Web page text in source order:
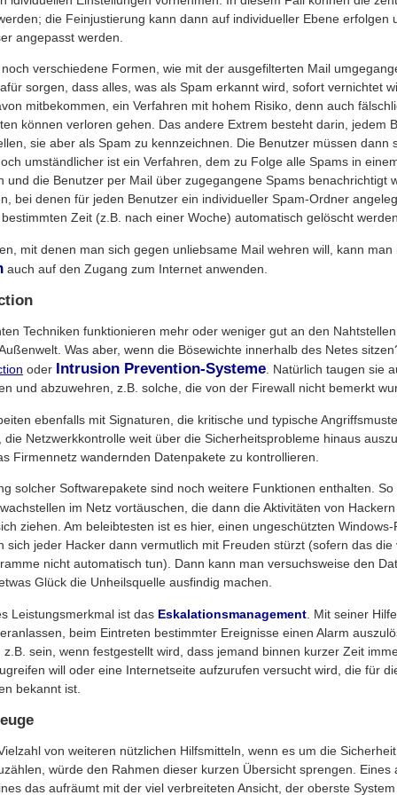
die Feinjustierung kann dann auf individueller Ebene erfolgen
angepasst werden.
verschiedene Formen, wie mit der ausgefilterten Mail
sorgen, dass alles, was als Spam erkannt wird, sofort vernichtet
mitbekommen, ein Verfahren mit hohem Risiko, denn auch
können verloren gehen. Das andere Extrem besteht darin, jedem
sie aber als Spam zu kennzeichnen. Die Benutzer müssen dann
umständlicher ist ein Verfahren, dem zu Folge alle Spams in
und die Benutzer per Mail über zugegangene Spams benachrichtigt
bei denen für jeden Benutzer ein individueller Spam-Ordner
Zeit (z.B. nach einer Woche) automatisch gelöscht
mit denen man sich gegen unliebsame Mail wehren will, kann
auch auf den Zugang zum Internet anwenden.
Techniken funktionieren mehr oder weniger gut an den
Was aber, wenn die Bösewichte innerhalb des Netes
oder Intrusion Prevention-Systeme. Natürlich taugen sie
und abzuwehren, z.B. solche, die von der Firewall nicht bemerkt
ebenfalls mit Signaturen, die kritische und typische
die Netzwerkkontrolle weit über die Sicherheitsprobleme hinaus
Firmennetz wandernden Datenpakete zu kontrollieren.
solcher Softwarepakete sind noch weitere Funktionen enthalten.
im Netz vortäuschen, die dann die Aktivitäten von
ziehen. Am beleibtesten ist es hier, einen ungeschützten
sich jeder Hacker dann vermutlich mit Freuden stürzt (sofern das die
nicht automatisch tun). Dann kann man versuchsweise den
Glück die Unheilsquelle ausfindig machen.
Leistungsmerkmal ist das Eskalationsmanagement . Mit seiner
beim Eintreten bestimmter Ereignisse einen Alarm
z.B. sein, wenn festgestellt wird, dass jemand binnen kurzer Zeit
will oder eine Internetseite aufzurufen versucht wird, die für
bekannt ist.
von weiteren nützlichen Hilfsmitteln, wenn es um die
würde den Rahmen dieser kurzen Übersicht sprengen. Eines
das aufräumt mit der viel verbreiteten Ansicht, der oberste